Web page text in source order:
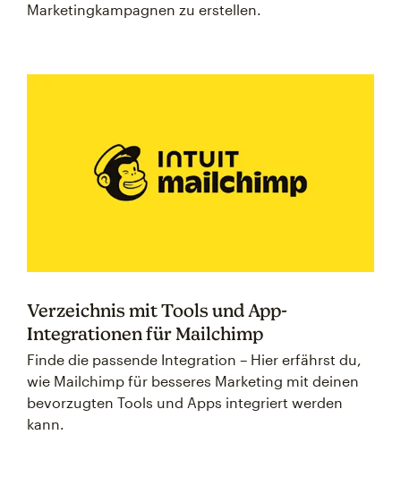
Marketingkampagnen zu erstellen.
Verzeichnis mit Tools und App-
Integrationen für Mailchimp
Finde die passende Integration – Hier erfährst du,
wie Mailchimp für besseres Marketing mit deinen
bevorzugten Tools und Apps integriert werden
kann.